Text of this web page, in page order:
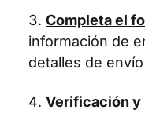
Completa el
información de
detalles de
Verificación y